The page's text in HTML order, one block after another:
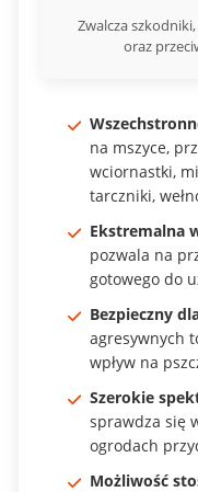
Zwalcza
oraz
na mszyce,
wciornastki,
tarczniki,
Ekstremalna
pozwala na
gotowego do
Bezpieczny
agresywnych
wpływ na
Szerokie
sprawdza się
ogrodach
Możliwość